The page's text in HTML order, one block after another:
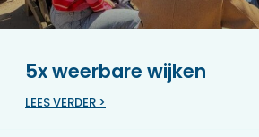
5x weerbare wijken
LEES VERDER >